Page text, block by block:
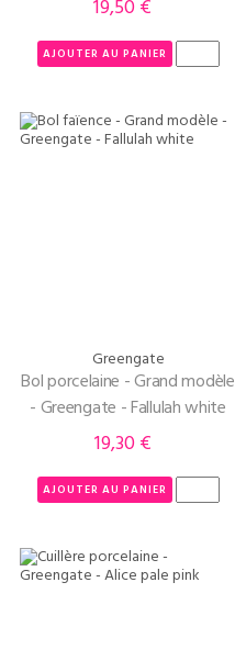
Prix
19,50 €
AJOUTER AU PANIER
Greengate
Bol porcelaine - Grand modèle
- Greengate - Fallulah white
Prix
19,30 €
AJOUTER AU PANIER